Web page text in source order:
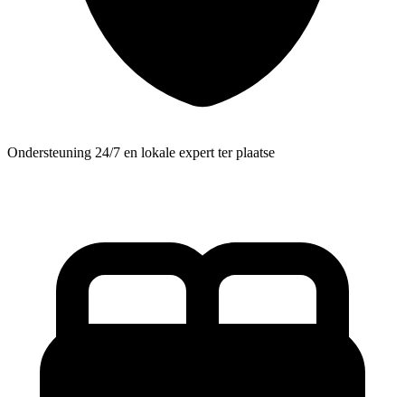
Ondersteuning 24/7 en lokale expert ter plaatse